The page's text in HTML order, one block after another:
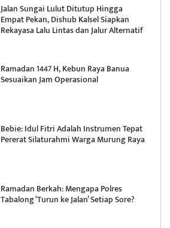
Jalan Sungai Lulut Ditutup Hingga
Empat Pekan, Dishub Kalsel Siapkan
Rekayasa Lalu Lintas dan Jalur Alternatif
Ramadan 1447 H, Kebun Raya Banua
Sesuaikan Jam Operasional
Bebie: Idul Fitri Adalah Instrumen Tepat
Pererat Silaturahmi Warga Murung Raya
Ramadan Berkah: Mengapa Polres
Tabalong ‘Turun ke Jalan’ Setiap Sore?